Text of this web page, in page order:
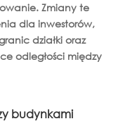
Zmiany te
dla inwestorów,
działki oraz
odległości między
budynkami